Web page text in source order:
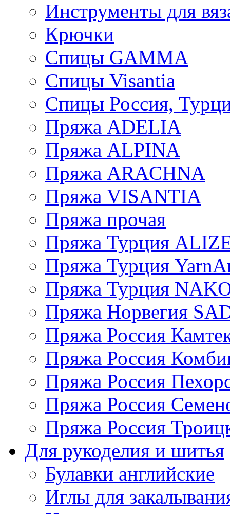
Инструменты для
Крючки
Спицы GAMMA
Спицы Visantia
Спицы Россия,
Пряжа ADELIA
Пряжа ALPINA
Пряжа ARACHNA
Пряжа VISANTIA
Пряжа прочая
Пряжа Турция
Пряжа Турция
Пряжа Турция
Пряжа Норвегия
Пряжа Россия
Пряжа Россия
Пряжа Россия
Пряжа Россия
Пряжа Россия
Для рукоделия и шитья
Булавки английские
Иглы для